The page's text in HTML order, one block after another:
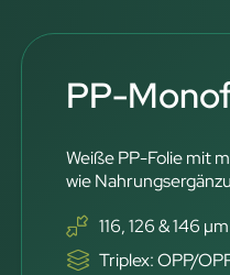
PP-
Weiße PP-Folie mit
wie
116, 126 & 146
Triplex: OPP/